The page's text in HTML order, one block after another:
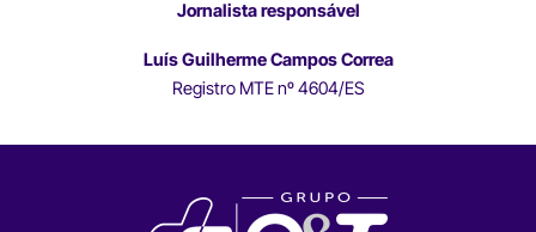
Jornalista responsável
Luís Guilherme Campos Correa
Registro MTE nº 4604/ES